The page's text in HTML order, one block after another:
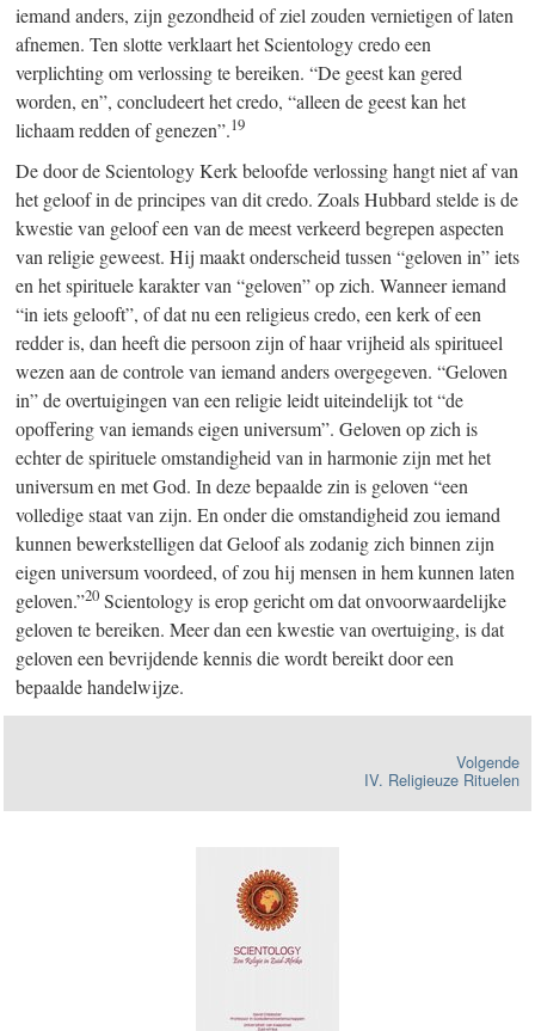
iemand anders, zijn gezondheid of ziel zouden vernietigen of laten
afnemen. Ten slotte verklaart het Scientology credo een
verplichting om verlossing te bereiken. “De geest kan gered
worden, en”, concludeert het credo, “alleen de geest kan het
lichaam redden of genezen”.19
De door de Scientology Kerk beloofde verlossing hangt niet af van
het geloof in de principes van dit credo. Zoals Hubbard stelde is de
kwestie van geloof een van de meest verkeerd begrepen aspecten
van religie geweest. Hij maakt onderscheid tussen “geloven in” iets
en het spirituele karakter van “geloven” op zich. Wanneer iemand
“in iets gelooft”, of dat nu een religieus credo, een kerk of een
redder is, dan heeft die persoon zijn of haar vrijheid als spiritueel
wezen aan de controle van iemand anders overgegeven. “Geloven
in” de overtuigingen van een religie leidt uiteindelijk tot “de
opoffering van iemands eigen universum”. Geloven op zich is
echter de spirituele omstandigheid van in harmonie zijn met het
universum en met God. In deze bepaalde zin is geloven “een
volledige staat van zijn. En onder die omstandigheid zou iemand
kunnen bewerkstelligen dat Geloof als zodanig zich binnen zijn
eigen universum voordeed, of zou hij mensen in hem kunnen laten
geloven.”20 Scientology is erop gericht om dat onvoorwaardelijke
geloven te bereiken. Meer dan een kwestie van overtuiging, is dat
geloven een bevrijdende kennis die wordt bereikt door een
bepaalde handelwijze.
Volgende
IV. Religieuze Rituelen